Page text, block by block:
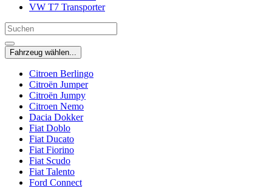
VW T7 Transporter
Fahrzeug wählen...
Citroen Berlingo
Citroën Jumper
Citroën Jumpy
Citroen Nemo
Dacia Dokker
Fiat Doblo
Fiat Ducato
Fiat Fiorino
Fiat Scudo
Fiat Talento
Ford Connect